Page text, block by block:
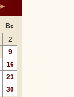
Вс
2
9
16
23
30